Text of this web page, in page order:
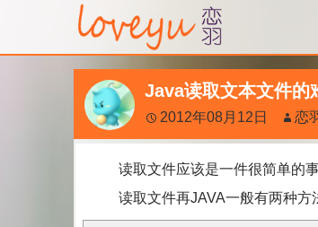
Java读取文本文件的
2012年08月12日 恋
读取文件应该是一件很简单的事
读取文件再JAVA一般有两种方法